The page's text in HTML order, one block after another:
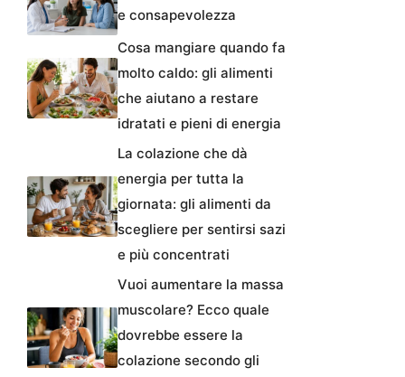
e consapevolezza
Cosa mangiare quando fa
molto caldo: gli alimenti
che aiutano a restare
idratati e pieni di energia
La colazione che dà
energia per tutta la
giornata: gli alimenti da
scegliere per sentirsi sazi
e più concentrati
Vuoi aumentare la massa
muscolare? Ecco quale
dovrebbe essere la
colazione secondo gli